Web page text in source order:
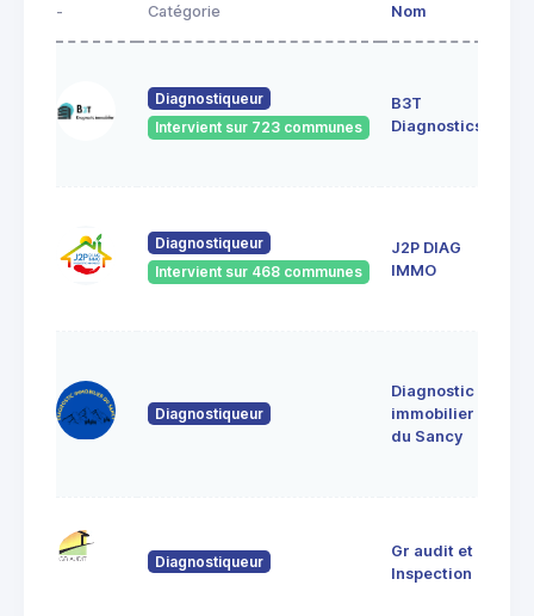
- Catégorie Nom
Diagnostiqueur
Intervient sur 723 communes
B3T
Diagnostics
Diagnostiqueur
Intervient sur 468 communes
J2P DIAG
IMMO
Diagnostiqueur
Diagnostic
immobilier
du Sancy
Diagnostiqueur
Gr audit et
Inspection